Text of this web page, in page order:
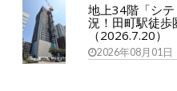
地上34階「シ
況！田町駅徒歩
（2026.7.20）
2026年08月01日